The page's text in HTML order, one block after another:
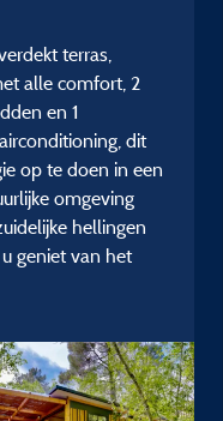
terras,
alle comfort, 2
en 1
dit
op te doen in een
omgeving
hellingen
geniet van het